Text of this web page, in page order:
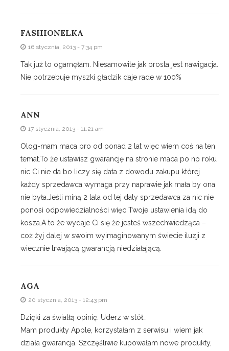
FASHIONELKA
16 stycznia, 2013 - 7:34 pm
Tak już to ogarnęłam. Niesamowite jak prosta jest nawigacja.
Nie potrzebuje myszki gładzik daje rade w 100%
ANN
17 stycznia, 2013 - 11:21 am
Olog-mam maca pro od ponad 2 lat więc wiem coś na ten
temat.To że ustawisz gwarancję na stronie maca po np roku
nic Ci nie da bo liczy się data z dowodu zakupu której
każdy sprzedawca wymaga przy naprawie jak mała by ona
nie była.Jeśli miną 2 lata od tej daty sprzedawca za nic nie
ponosi odpowiedzialności więc Twoje ustawienia idą do
kosza.A to że wydaje Ci się że jesteś wszechwiedząca –
coż żyj dalej w swoim wyimaginowanym świecie iluzji z
wiecznie trwającą gwarancją niedziałającą.
AGA
20 stycznia, 2013 - 12:43 pm
Dzięki za światłą opinię. Uderz w stół…
Mam produkty Apple, korzystałam z serwisu i wiem jak
działa gwarancja. Szczęśliwie kupowałam nowe produkty,